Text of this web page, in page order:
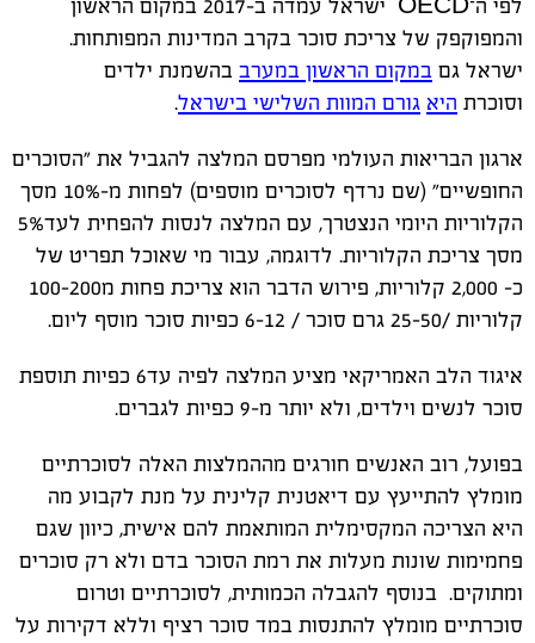
לפי ה־OECD ישראל עמדה ב-2017 במקום הראשון
והמפוקפק של צריכת סוכר בקרב המדינות המפותחות.
ישראל גם במקום הראשון במערב בהשמנת ילדים
וסוכרת היא גורם המוות השלישי בישראל.
ארגון הבריאות העולמי מפרסם המלצה להגביל את "הסוכרים
החופשיים" (שם נרדף לסוכרים מוספים) לפחות מ-10% מסך
הקלוריות היומי הנצטרך, עם המלצה לנסות להפחית לעד5%
מסך צריכת הקלוריות. לדוגמה, עבור מי שאוכל תפריט של
כ- ​​2,000 קלוריות, פירוש הדבר הוא צריכת פחות מ100-200
קלוריות /25-50 גרם סוכר / 6-12 כפיות סוכר מוסף ליום.
איגוד הלב האמריקאי מציע המלצה לפיה עד6 כפיות תוספת
סוכר לנשים וילדים, ולא יותר מ-9 כפיות לגברים.
בפועל, רוב האנשים חורגים מההמלצות האלה לסוכרתיים
מומלץ להתייעץ עם דיאטנית קלינית על מנת לקבוע מה
היא הצריכה המקסימלית המותאמת להם אישית, כיוון שגם
פחמימות שונות מעלות את רמת הסוכר בדם ולא רק סוכרים
ומתוקים. בנוסף להגבלה הכמותית, לסוכרתיים וטרום
סוכרתיים מומלץ להתנסות במד סוכר רציף וללא דקירות על